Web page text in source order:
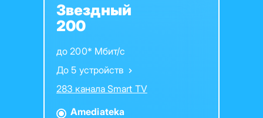
Звездный
200
до 200* Мбит/с
До 5 устройств
283 канала Smart TV
Amediateka